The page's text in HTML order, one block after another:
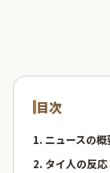
目次
1. ニュースの概
2. タイ人の反応